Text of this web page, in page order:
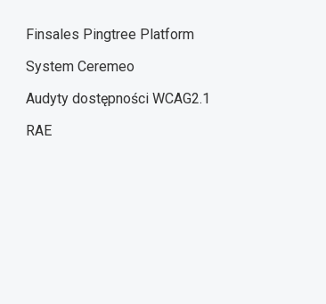
Finsales Pingtree Platform
System Ceremeo
Audyty dostępności WCAG2.1
RAE